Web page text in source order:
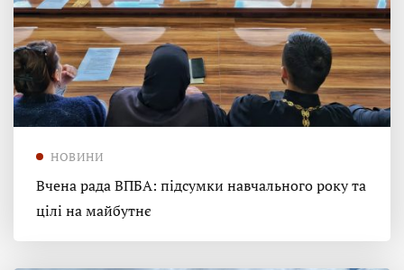
НОВИНИ
Вчена рада ВПБА: підсумки навчального року та
цілі на майбутнє